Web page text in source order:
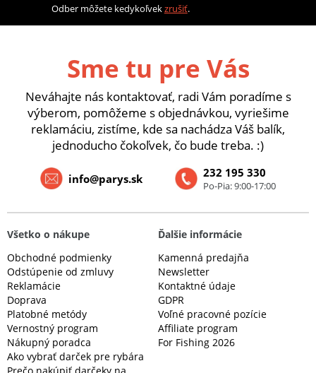
Odber môžete kedykoľvekzrušiť.
Sme tu pre Vás
Neváhajte nás kontaktovať, radi Vám poradíme s
výberom, pomôžeme s objednávkou, vyriešime
reklamáciu, zistíme, kde sa nachádza Váš balík,
jednoducho čokoľvek, čo bude treba. :)
232 195 330
Po-Pia: 9:00-17:00
info@parys.sk
Všetko o nákupe
Obchodné podmienky
Odstúpenie od zmluvy
Reklamácie
Doprava
Platobné metódy
Vernostný program
Nákupný poradca
Ako vybrať darček pre rybára
Prečo nakúpiť darčeky na
Ďalšie informácie
Kamenná predajňa
Newsletter
Kontaktné údaje
GDPR
Voľné pracovné pozície
Affiliate program
For Fishing 2026